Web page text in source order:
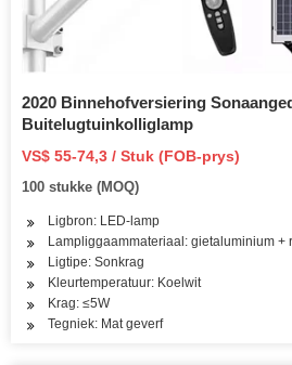
2020 Binnehofversiering
Buitelugtuinkolliglamp
VS$ 55-74,3 / Stuk (FOB-prys)
100 stukke (MOQ)
Ligbron: LED-lamp
Lampliggaammateriaal: gietaluminium +
Ligtipe: Sonkrag
Kleurtemperatuur: Koelwit
Krag: ≤5W
Tegniek: Mat geverf